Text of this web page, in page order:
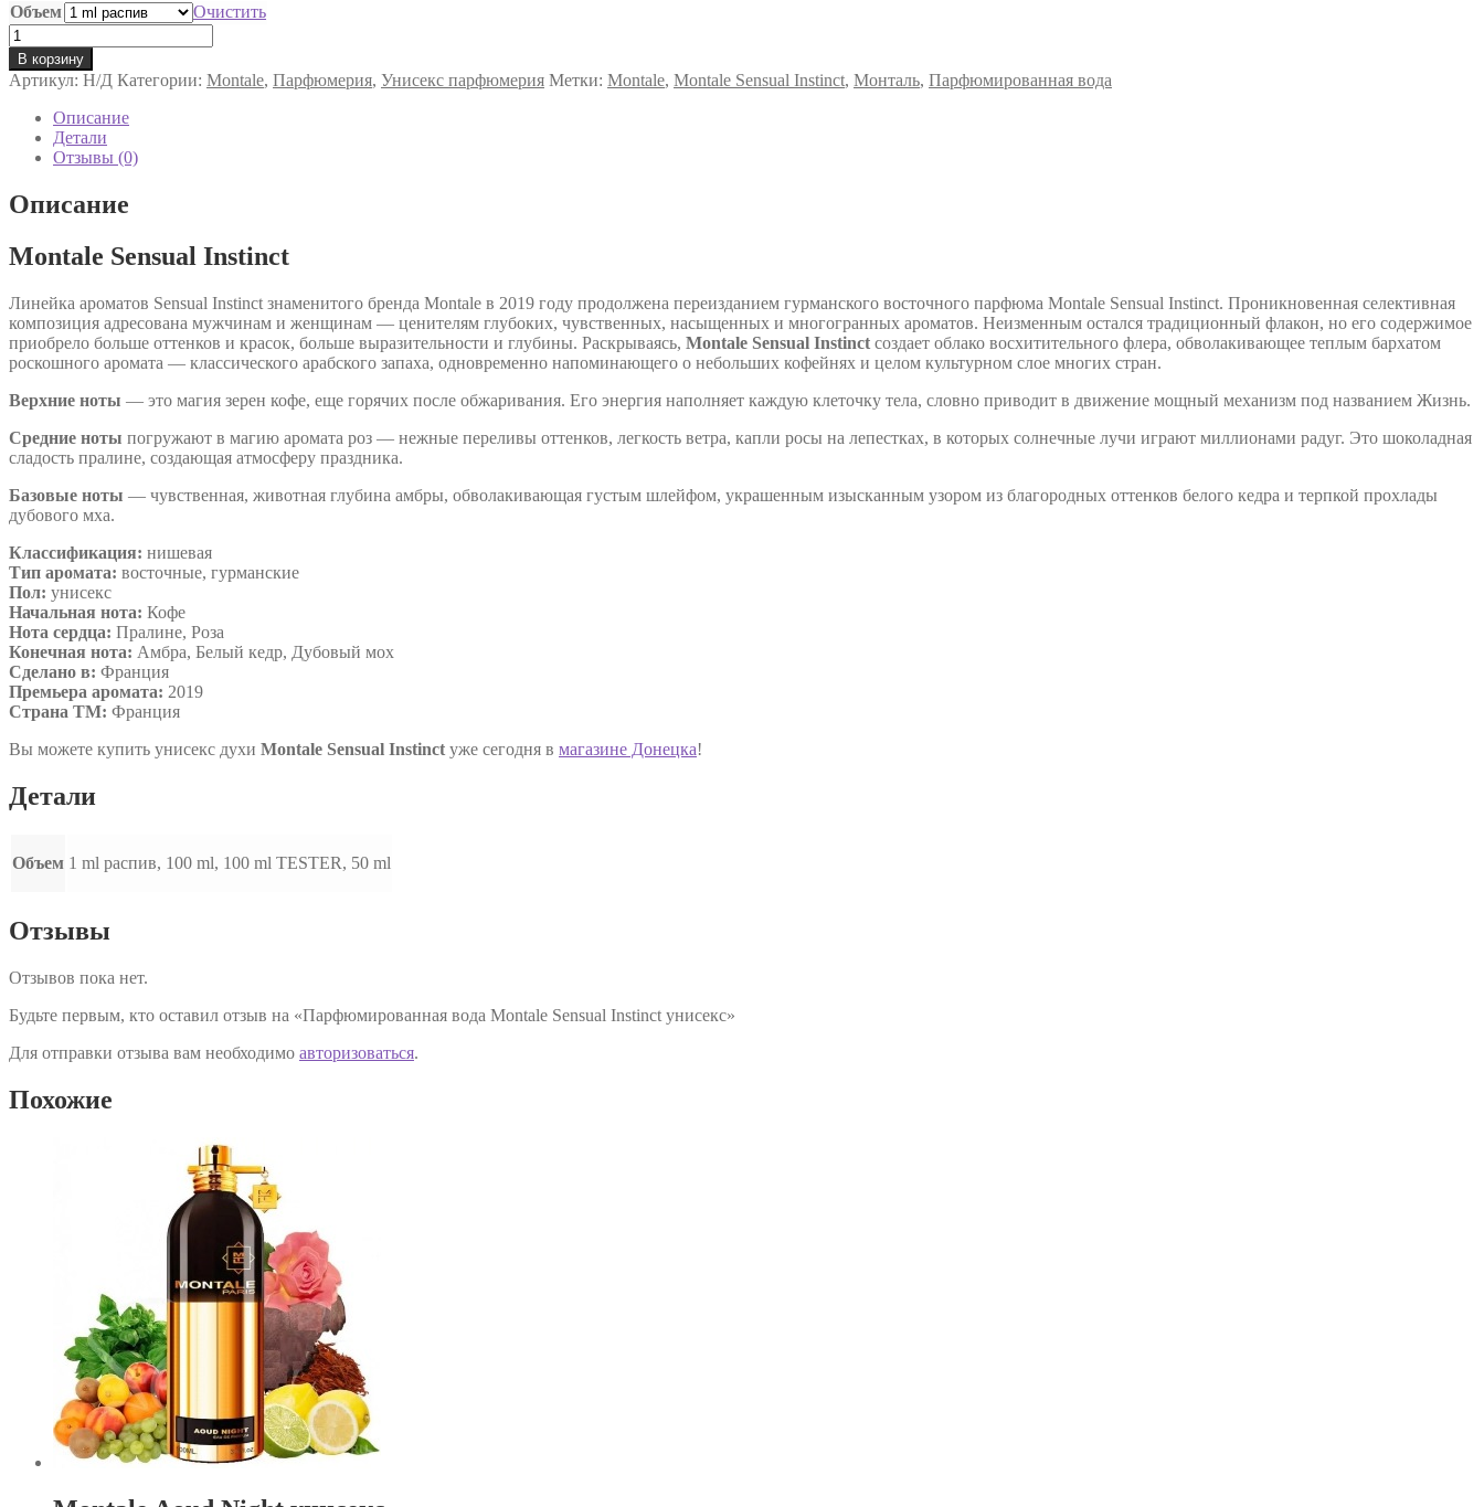
Объем
Очистить
Количество
товара
Парфюмированная
вода
Montale
Sensual
Instinct
унисекс
В корзину
Артикул: Н/Д Категории: Montale, Парфюмерия, Унисекс парфюмерия Метки: Montale, Montale Sensual Instinct, Монталь, Парфюмированная вода
Описание
Детали
Отзывы (0)
Описание
Montale Sensual Instinct
Линейка ароматов Sensual Instinct знаменитого бренда Montale в 2019 году продолжена переизданием гурманского восточного парфюма Montale Sensual Instinct. Проникновенная селективная
композиция адресована мужчинам и женщинам — ценителям глубоких, чувственных, насыщенных и многогранных ароматов. Неизменным остался традиционный флакон, но его содержимое
приобрело больше оттенков и красок, больше выразительности и глубины. Раскрываясь, Montale Sensual Instinct создает облако восхитительного флера, обволакивающее теплым бархатом
роскошного аромата — классического арабского запаха, одновременно напоминающего о небольших кофейнях и целом культурном слое многих стран.
Верхние ноты — это магия зерен кофе, еще горячих после обжаривания. Его энергия наполняет каждую клеточку тела, словно приводит в движение мощный механизм под названием Жизнь.
Средние ноты погружают в магию аромата роз — нежные переливы оттенков, легкость ветра, капли росы на лепестках, в которых солнечные лучи играют миллионами радуг. Это шоколадная
сладость пралине, создающая атмосферу праздника.
Базовые ноты — чувственная, животная глубина амбры, обволакивающая густым шлейфом, украшенным изысканным узором из благородных оттенков белого кедра и терпкой прохлады
дубового мха.
Классификация: нишевая
Тип аромата: восточные, гурманские
Пол: унисекс
Начальная нота: Кофе
Нота сердца: Пралине, Роза
Конечная нота: Амбра, Белый кедр, Дубовый мох
Сделано в: Франция
Премьера аромата: 2019
Страна ТМ: Франция
Вы можете купить унисекс духи Montale Sensual Instinct уже сегодня в магазине Донецка!
Детали
Объем 1 ml распив, 100 ml, 100 ml TESTER, 50 ml
Отзывы
Отзывов пока нет.
Будьте первым, кто оставил отзыв на «Парфюмированная вода Montale Sensual Instinct унисекс»
Для отправки отзыва вам необходимо авторизоваться.
Похожие